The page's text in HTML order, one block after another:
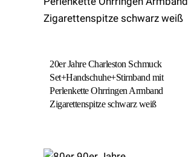
20er Jahre Charleston Schmuck
Set+Handschuhe+Stirnband mit
Perlenkette Ohrringen Armband
Zigarettenspitze schwarz weiß